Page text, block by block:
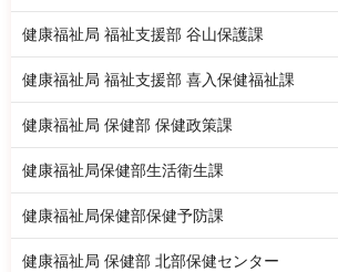
健康福祉局 福祉支援部 谷山保護課
健康福祉局 福祉支援部 喜入保健福祉課
健康福祉局 保健部 保健政策課
健康福祉局保健部生活衛生課
健康福祉局保健部保健予防課
健康福祉局 保健部 北部保健センター